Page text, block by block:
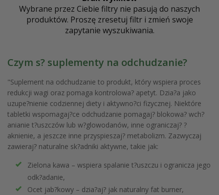
Wybrane przez Ciebie filtry nie pasują do naszych
produktów. Proszę zresetuj filtr i zmień swoje
zapytanie wyszukiwania.
Czym s? suplementy na odchudzanie?
"Suplement na odchudzanie to produkt, który wspiera proces
redukcji wagi oraz pomaga kontrolowa? apetyt. Dzia?a jako
uzupe?nienie codziennej diety i aktywno?ci fizycznej. Niektóre
tabletki wspomagaj?ce odchudzanie pomagaj? blokowa? wch?
anianie t?uszczów lub w?glowodanów, inne ograniczaj? ?
aknienie, a jeszcze inne przyspieszaj? metabolizm. Zazwyczaj
zawieraj? naturalne sk?adniki aktywne, takie jak:
Zielona kawa – wspiera spalanie t?uszczu i ogranicza jego
odk?adanie,
Ocet jab?kowy – dzia?aj? jak naturalny fat burner,